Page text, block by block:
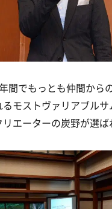
間でもっとも仲間から
るモストヴァリアブル
エーターの炭野が選ば